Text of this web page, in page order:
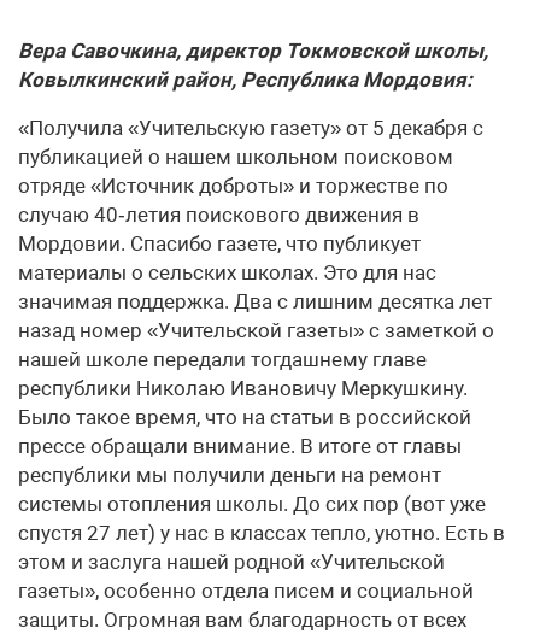
Вера Савочкина, директор Токмовской школы,
Ковылкинский район, Республика Мордовия:
«Получила «Учительскую газету» от 5 декабря с
публикацией о нашем школьном поисковом
отряде «Источник доброты» и торжестве по
случаю 40‑летия поискового движения в
Мордовии. Спасибо газете, что публикует
материалы о сельских школах. Это для нас
значимая поддержка. Два с лишним десятка лет
назад номер «Учительской газеты» с заметкой о
нашей школе передали тогдашнему главе
республики Николаю Ивановичу Меркушкину.
Было такое время, что на статьи в российской
прессе обращали внимание. В итоге от главы
республики мы получили деньги на ремонт
системы отопления школы. До сих пор (вот уже
спустя 27 лет) у нас в классах тепло, уютно. Есть в
этом и заслуга нашей родной «Учительской
газеты», особенно отдела писем и социальной
защиты. Огромная вам благодарность от всех